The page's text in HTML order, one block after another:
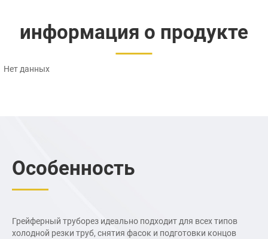
информация о продукте
Нет данных
Особенность
Грейферный труборез идеально подходит для всех типов
холодной резки труб, снятия фасок и подготовки концов